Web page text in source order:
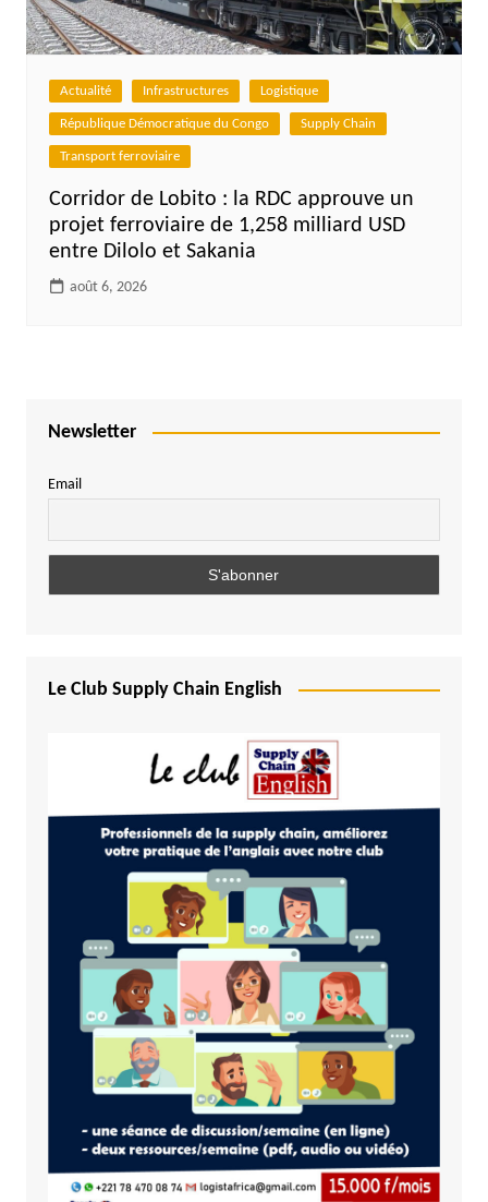
Actualité Infrastructures Logistique
République Démocratique du Congo Supply Chain
Transport ferroviaire
Corridor de Lobito : la RDC approuve un
projet ferroviaire de 1,258 milliard USD
entre Dilolo et Sakania
août 6, 2026
Newsletter
Email
Le Club Supply Chain English